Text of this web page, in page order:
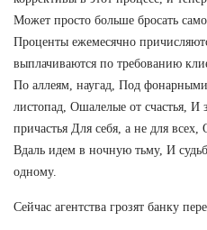
Может просто больше бросать
Проценты ежемесячно
выплачиваются по требованию
По аллеям, наугад, Под
листопад, Ошалелые от счастья,
причастья Для себя, а не для всех,
Вдаль идем в ночную тьму, И
одному.
Сейчас агентства грозят банку